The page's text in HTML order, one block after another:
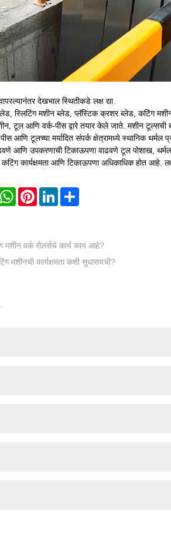
देखभाल स्थितीकडे लक्ष द्या.
स्लिटिंग मशीन ब्लेड, प्लॅस्टिक क्रशर ब्लेड, कटिंग
टूल आणि वर्क-पीस द्वारे तयार केले जाते. मशीन टूल्सची
आणि टूलच्या मर्यादित संपर्क क्षेत्रामध्ये स्थानिक
आणि उपकरणाची टिकाऊपणा वाढवणे टूल पोशाख,
कटिंग कार्यक्षमता आणि टिकाऊपणा अधिकाधिक होत आहे.
WhatsAppPinterestLinkedInShare
मशीन वर्क रोलर्सचे कार्य काय आहे?
मशीनची कार्यक्षमता कशी सुधारायची?